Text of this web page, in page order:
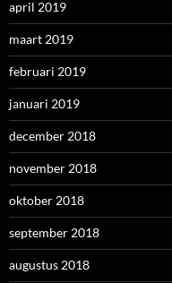
april 2019
maart 2019
februari 2019
januari 2019
december 2018
november 2018
oktober 2018
september 2018
augustus 2018